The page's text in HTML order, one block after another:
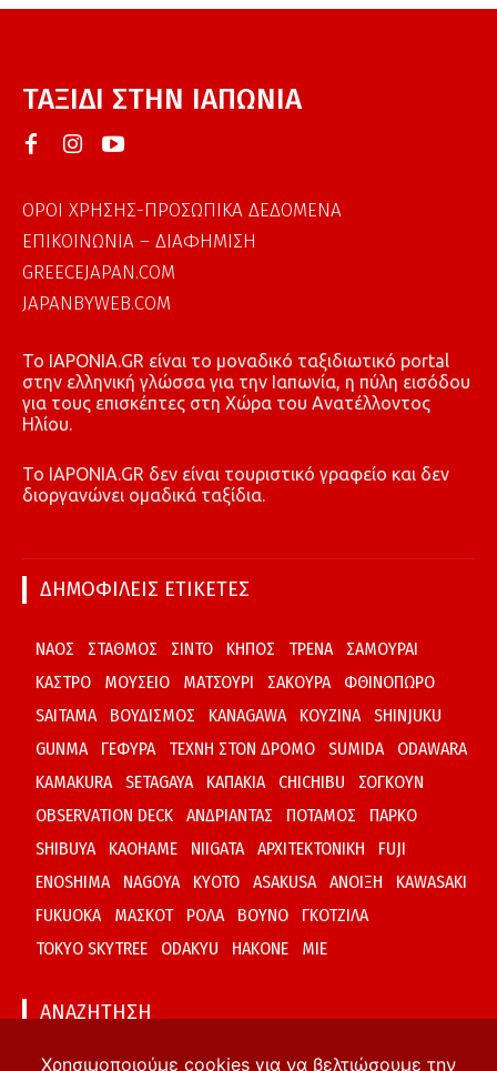
ΤΑΞΙΔΙ ΣΤΗΝ ΙΑΠΩΝΙΑ
ΟΡΟΙ ΧΡΗΣΗΣ-ΠΡΟΣΩΠΙΚΑ ΔΕΔΟΜΕΝΑ
ΕΠΙΚΟΙΝΩΝΙΑ – ΔΙΑΦΗΜΙΣΗ
GREECEJAPAN.COM
JAPANBYWEB.COM
To IAPONIA.GR είναι το μοναδικό ταξιδιωτικό portal
στην ελληνική γλώσσα για την Ιαπωνία, η πύλη εισόδου
για τους επισκέπτες στη Χώρα του Ανατέλλοντος
Ηλίου.
To IAPONIA.GR δεν είναι τουριστικό γραφείο και δεν
διοργανώνει ομαδικά ταξίδια.
ΔΗΜΟΦΙΛΕΙΣ ΕΤΙΚΕΤΕΣ
ΝΑΟΣ ΣΤΑΘΜΟΣ ΣΙΝΤΟ ΚΗΠΟΣ ΤΡΕΝΑ
ΣΑΜΟΥΡΑΙ
ΚΑΣΤΡΟ
ΜΟΥΣΕΙΟ ΜΑΤΣΟΥΡΙ ΣΑΚΟΥΡΑ
ΦΘΙΝΟΠΩΡΟ
SAITAMA
ΒΟΥΔΙΣΜΟΣ KANAGAWA ΚΟΥΖΙΝΑ
SHINJUKU
GUNMA
ΓΕΦΥΡΑ ΤΕΧΝΗ ΣΤΟΝ ΔΡΟΜΟ SUMIDA
ODAWARA
KAMAKURA
SETAGAYA ΚΑΠΑΚΙΑ CHICHIBU
ΣΟΓΚΟΥΝ
OBSERVATION DECK
ΑΝΔΡΙΑΝΤΑΣ ΠΟΤΑΜΟΣ
ΠΑΡΚΟ
SHIBUYA
KAOHAME NIIGATA ΑΡΧΙΤΕΚΤΟΝΙΚΗ
FUJI
ENOSHIMA
NAGOYA KYOTO ASAKUSA ΑΝΟΙΞΗ
KAWASAKI
FUKUOKA
ΜΑΣΚΟΤ ΡΟΛΑ ΒΟΥΝΟ
ΓΚΟΤΖΙΛΑ
TOKYO SKYTREE
ODAKYU HAKONE MIE
ΑΝΑΖΗΤΗΣΗ